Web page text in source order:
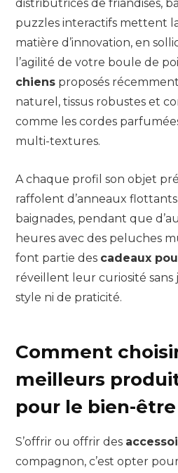
distributrices de friandises,
puzzles interactifs mettent
matière d’innovation, en
l’agilité de votre boule de
chiens proposés
naturel, tissus robustes et
comme les cordes
multi-textures.
A chaque profil son objet
raffolent d’anneaux
baignades, pendant que
heures avec des peluches
font partie des cadeaux
réveillent leur curiosité sans
style ni de praticité.
Comment
meilleurs
pour le bien-
S’offrir ou offrir des
compagnon, c’est opter